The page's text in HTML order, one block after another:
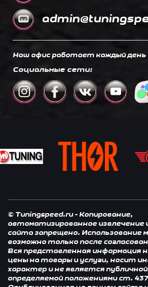
Наш офис работает каждый день
Социальные сети:
© Tuningspeed.ru - Копирование,
автоматизированное извлечение
сайта запрещено. Использование
возможно только после
Вся представленная информация
цены на товары и услуги, носит
характер и не является
определяемой положениями ст.